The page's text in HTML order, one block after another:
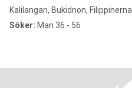
Kalilangan, Bukidnon, Filippinerna
Söker: Man 36 - 56